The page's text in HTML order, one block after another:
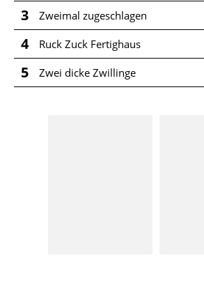
3 Zweimal zugeschlagen
4 Ruck Zuck Fertighaus
5 Zwei dicke Zwillinge